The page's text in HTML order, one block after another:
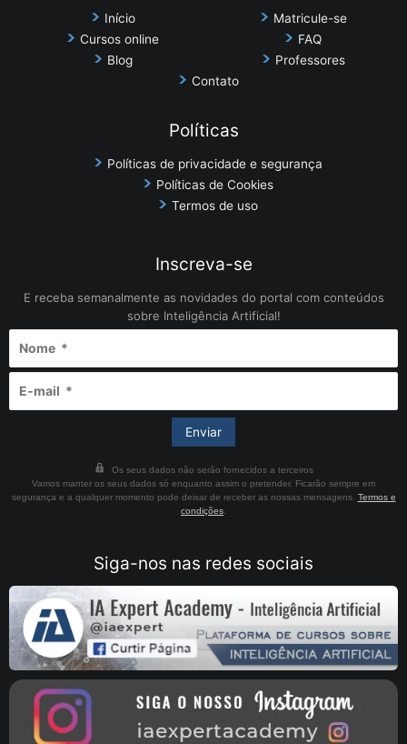
Início
Matricule-se
Cursos online
FAQ
Blog
Professores
Contato
Políticas
Políticas de privacidade e segurança
Políticas de Cookies
Termos de uso
Inscreva-se
E receba semanalmente as novidades do portal com conteúdos
sobre Inteligência Artificial!
Os seus dados não serão fornecidos a terceiros
Vamos manter os seus dados só enquanto assim o pretender. Ficarão sempre em
segurança e a qualquer momento pode deixar de receber as nossas mensagens. Termos e
condições
Siga-nos nas redes sociais